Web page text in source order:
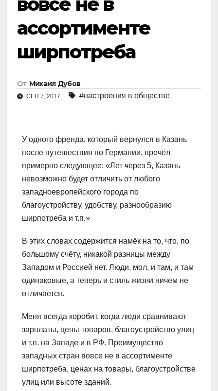
ассортименте
ширпотреба
От Михаил Дубов
СЕН 7, 2017 #настроения в обществе
У одного френда, который вернулся в Казань
после путешествия по Германии, прочёл
примерно следующее: «Лет через 5, Казань
невозможно будет отличить от любого
западноевропейского города по
благоустройству, удобству, разнообразию
ширпотреба и т.п.»
В этих словах содержится намёк на то, что, по
большому счёту, никакой разницы между
Западом и Россией нет. Люди, мол, и там, и там
одинаковые, а теперь и стиль жизни ничем не
отличается.
Меня всегда коробит, когда люди сравнивают
зарплаты, цены товаров, благоустройство улиц
и т.п. на Западе и в РФ. Преимущество
западных стран вовсе не в ассортименте
ширпотреба, ценах на товары, благоустройстве
улиц или высоте зданий.